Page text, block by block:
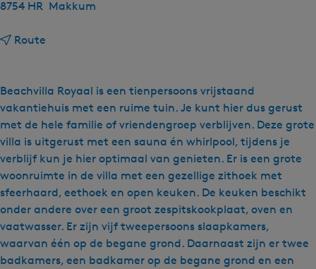
Beachvilla Royaal is een tienpersoons vrijstaand
vakantiehuis met een ruime tuin. Je kunt hier dus gerust
met de hele familie of vriendengroep verblijven. Deze grote
villa is uitgerust met een sauna én whirlpool, tijdens je
verblijf kun je hier optimaal van genieten. Er is een grote
woonruimte in de villa met een gezellige zithoek met
sfeerhaard, eethoek en open keuken. De keuken beschikt
onder andere over een groot zespitskookplaat, oven en
vaatwasser. Er zijn vijf tweepersoons slaapkamers,
waarvan één op de begane grond. Daarnaast zijn er twee
badkamers, een badkamer op de begane grond en een
8754 HR Makkum
Route
r
B
e
a
c
h
R
e
s
o
r